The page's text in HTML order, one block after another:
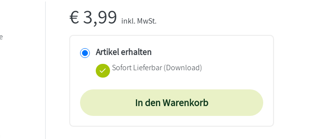
€3,99 inkl. MwSt.
Artikel erhalten
Sofort Lieferbar (Download)
In den Warenkorb